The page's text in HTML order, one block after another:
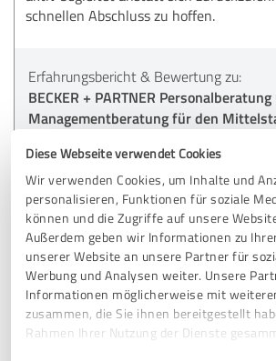
Diese Webseite verwendet Cookies
Wir verwenden Cookies, um Inhalte und
personalisieren, Funktionen für soziale
können und die Zugriffe auf unsere
Außerdem geben wir Informationen zu
unserer Website an unsere Partner für
Werbung und Analysen weiter. Unsere
Informationen möglicherweise mit
zusammen, die Sie ihnen bereitgestellt
Rahmen Ihrer Nutzung der Dienste
schnellen Abschluss zu hoffen.
Erfahrungsbericht & Bewertung zu:
BECKER + PARTNER Personalberatung
Managementberatung für den
17.03.2026 Anonym
5,00 von 5
SEHR GUT
Meine gesamten Vorstellungen wurden